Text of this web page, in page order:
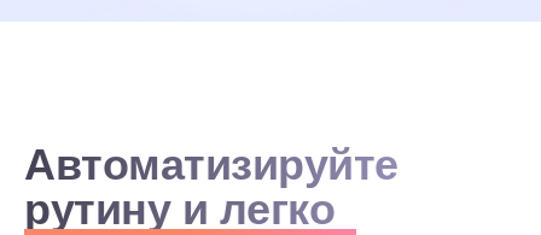
Автоматизируйте
рутину и легко